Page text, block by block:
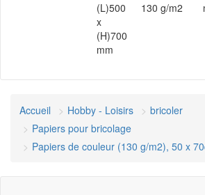
(L)500
x
(H)700
mm
130 g/m2
Accueil Hobby - Loisirs
bricoler
Papiers pour bricolage
Papiers de couleur (130 g/m2), 50 x